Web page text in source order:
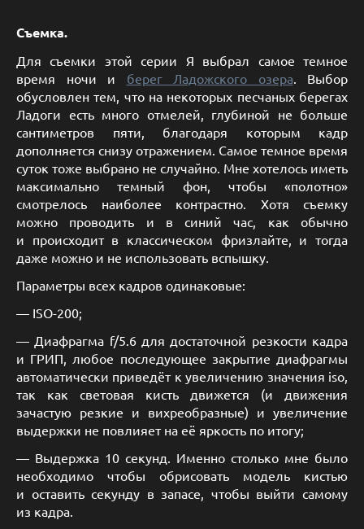
Съемка.
Для съемки этой серии Я выбрал самое темное
время ночи и берег Ладожского озера . Выбор
обусловлен тем, что на некоторых песчаных берегах
Ладоги есть много отмелей, глубиной не больше
сантиметров пяти, благодаря которым кадр
дополняется снизу отражением. Самое темное время
суток тоже выбрано не случайно. Мне хотелось иметь
максимально темный фон, чтобы «полотно»
смотрелось наиболее контрастно. Хотя съемку
можно проводить и в синий час, как обычно
и происходит в классическом фризлайте, и тогда
даже можно и не использовать вспышку.
Параметры всех кадров одинаковые:
— ISO-200;
— Диафрагма f/5.6 для достаточной резкости кадра
и ГРИП, любое последующее закрытие диафрагмы
автоматически приведёт к увеличению значения iso,
так как световая кисть движется (и движения
зачастую резкие и вихреобразные) и увеличение
выдержки не повлияет на её яркость по итогу;
— Выдержка 10 секунд. Именно столько мне было
необходимо чтобы обрисовать модель кистью
и оставить секунду в запасе, чтобы выйти самому
из кадра.